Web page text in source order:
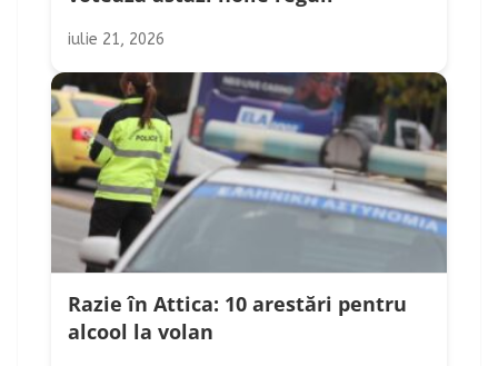
iulie 21, 2026
Razie în Attica: 10 arestări pentru
alcool la volan